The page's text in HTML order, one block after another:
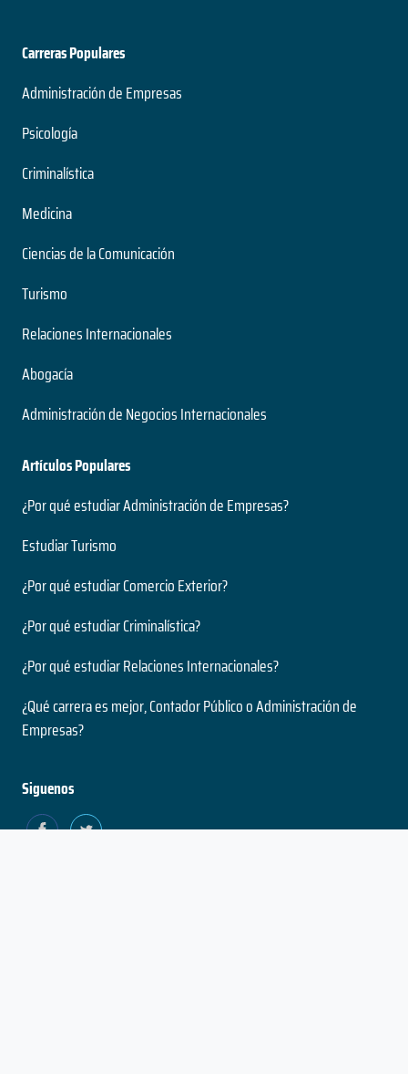
Carreras Populares
Administración de Empresas
Psicología
Criminalística
Medicina
Ciencias de la Comunicación
Turismo
Relaciones Internacionales
Abogacía
Administración de Negocios Internacionales
Artículos Populares
¿Por qué estudiar Administración de Empresas?
Estudiar Turismo
¿Por qué estudiar Comercio Exterior?
¿Por qué estudiar Criminalística?
¿Por qué estudiar Relaciones Internacionales?
¿Qué carrera es mejor, Contador Público o Administración de
Empresas?
Siguenos